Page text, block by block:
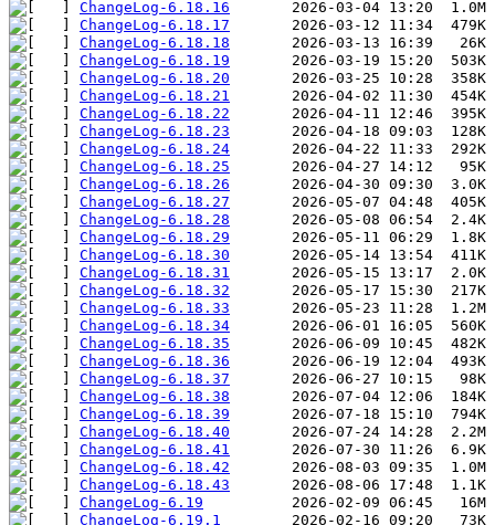
ChangeLog-6.18.16
ChangeLog-6.18.17
ChangeLog-6.18.18
ChangeLog-6.18.19
ChangeLog-6.18.20
ChangeLog-6.18.21
ChangeLog-6.18.22
ChangeLog-6.18.23
ChangeLog-6.18.24
ChangeLog-6.18.25
ChangeLog-6.18.26
ChangeLog-6.18.27
ChangeLog-6.18.28
ChangeLog-6.18.29
ChangeLog-6.18.30
ChangeLog-6.18.31
ChangeLog-6.18.32
ChangeLog-6.18.33
ChangeLog-6.18.34
ChangeLog-6.18.35
ChangeLog-6.18.36
ChangeLog-6.18.37
ChangeLog-6.18.38
ChangeLog-6.18.39
ChangeLog-6.18.40
ChangeLog-6.18.41
ChangeLog-6.18.42
ChangeLog-6.18.43
ChangeLog-6.19
ChangeLog-6.19.1